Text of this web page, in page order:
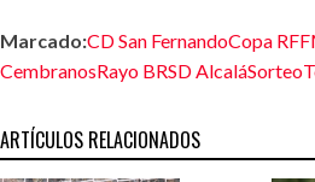
Marcado:CD San FernandoCopa
CembranosRayo BRSD AlcaláSorteo
ARTÍCULOS RELACIONADOS